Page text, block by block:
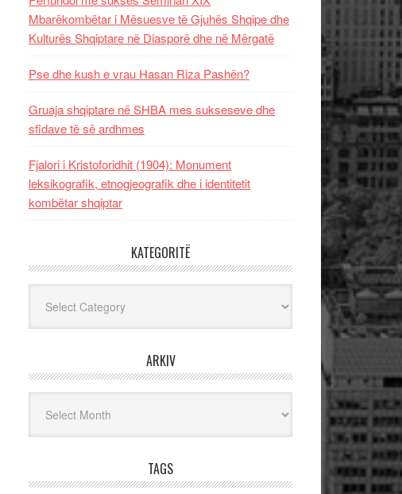
Mbarëkombëtar i Mësuesve të Gjuhës Shqipe dhe
Kulturës Shqiptare në Diasporë dhe në Mërgatë
Pse dhe kush e vrau Hasan Riza Pashën?
Gruaja shqiptare në SHBA mes sukseseve dhe
sfidave të së ardhmes
Fjalori i Kristoforidhit (1904): Monument
leksikografik, etnogjeografik dhe i identitetit
kombëtar shqiptar
KATEGORITË
ARKIV
TAGS